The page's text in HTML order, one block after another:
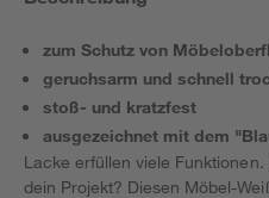
zum Schutz von
geruchsarm und schnell
stoß- und kratzfest
ausgezeichnet mit dem
Lacke erfüllen viele
dein Projekt? Diesen Möbel-